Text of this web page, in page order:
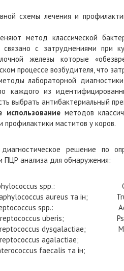
схемы лечения и
метод классической
с затруднениями при
железы которые
процессе возбудителя, что
лабораторной
каждого из
выбрать антибактериальный
использованиеметодов
маститов у коров.
решение по
ПЦР анализа для обнаружения:
spp.:
aureus та ін;
spp.:
uberis;
dysgalactiae;
agalactiae;
faecalis та ін;